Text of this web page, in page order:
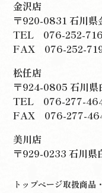
金沢店
〒920-0831 石川県
TEL 076-252-
FAX 076-252-
松任店
〒924-0805 石川県
TEL 076-277-
FAX 076-277-
美川店
〒929-0233 石川県
トップページ取扱商品